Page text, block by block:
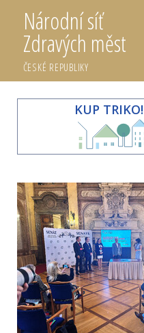
Národní síť
Zdravých měst
ČESKÉ REPUBLIKY
KUP TRIKO!